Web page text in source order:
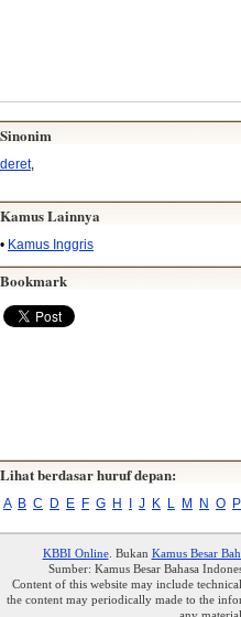
Sinonim
deret,
Kamus Lainnya
• Kamus Inggris
Bookmark
Lihat berdasar huruf depan:
A B C D E F G H J K L M N O P
KBBI Online. Bukan Kamus Besar
Sumber: Kamus Besar Bahasa
Content of this website may include
the content may periodically made to the